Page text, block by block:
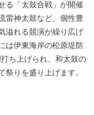
る「太鼓合戦」が開催
雷神太鼓など、個性豊
溢れる競演が繰り広げ
は伊東海岸の松原堤防
ち上げられ、和太鼓の
祭りを盛り上げます。